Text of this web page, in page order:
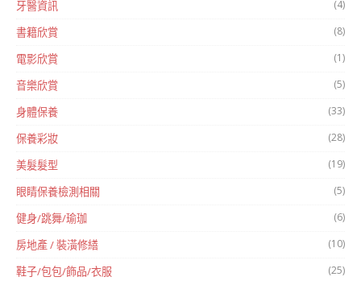
牙醫資訊 (4)
書籍欣賞 (8)
電影欣賞 (1)
音樂欣賞 (5)
身體保養 (33)
保養彩妝 (28)
美髮髮型 (19)
眼睛保養檢測相關 (5)
健身/跳舞/瑜珈 (6)
房地產 / 裝潢修繕 (10)
鞋子/包包/飾品/衣服 (25)